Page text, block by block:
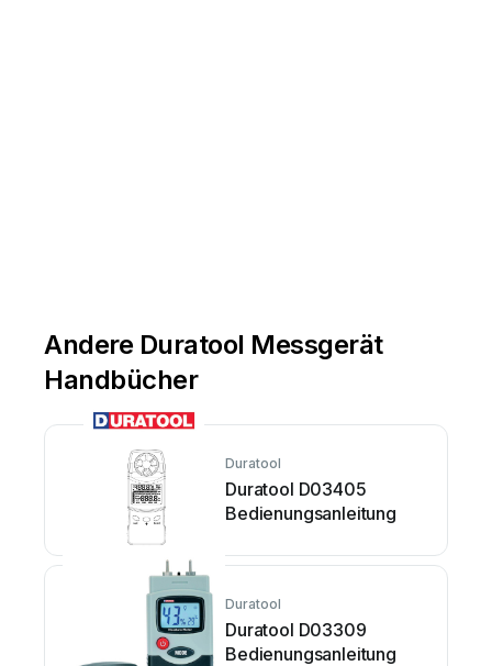
Andere Duratool Messgerät
Handbücher
Duratool
Duratool D03405
Bedienungsanleitung
Duratool
Duratool D03309
Bedienungsanleitung